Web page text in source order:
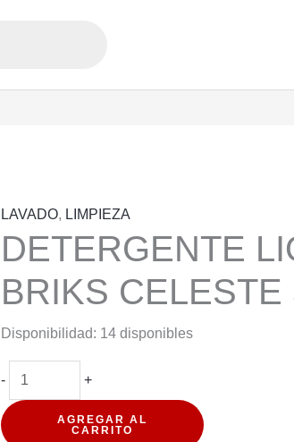
LAVADO, LIMPIEZA
DETERGENTE
BRIKS CELESTE
Disponibilidad: 14 disponibles
-
DETERGENTE
LIQUIDO
+
AGREGAR AL
CARRITO